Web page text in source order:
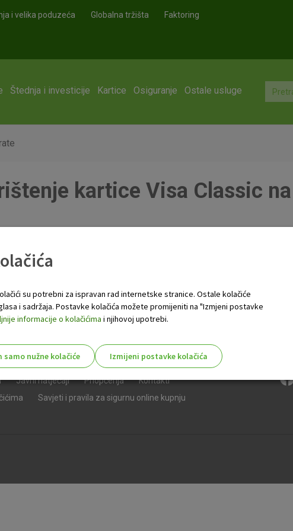
i velika poduzeća Globalna tržišta Faktoring
Štednja i investicije Kartice Osiguranje Ostale usluge
kartice Visa Classic
Javni natječaji Priopćenja
Kontakti
Savjeti i pravila za sigurnu online kupnju
su potrebni za ispravan rad internetske stranice. Ostale kolačiće
i sadržaja. Postavke kolačića možete promijeniti na "Izmjeni postavke
informacije o kolačićima i njihovoj upotrebi.
samo nužne kolačiće
Izmijeni postavke kolačića